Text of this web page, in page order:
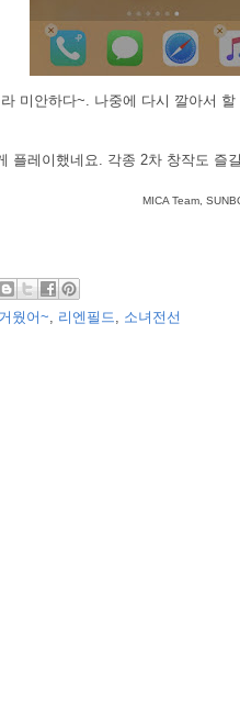
미안하다~. 나중에 다시 깔아서
플레이했네요. 각종 2차 창작도 즐
MICA Team,
웠어~, 리엔필드, 소녀전선